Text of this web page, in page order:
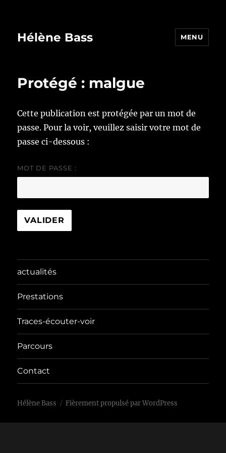
Hélène Bass MENU
Protégé : malgue
Cette publication est protégée par un mot de
passe. Pour la voir, veuillez saisir votre mot de
passe ci-dessous :
MOT DE PASSE :
actualités
Prestations
Traces-écouter-voir
Parcours
Contact
Hélène Bass Fièrement propulsé par WordPress